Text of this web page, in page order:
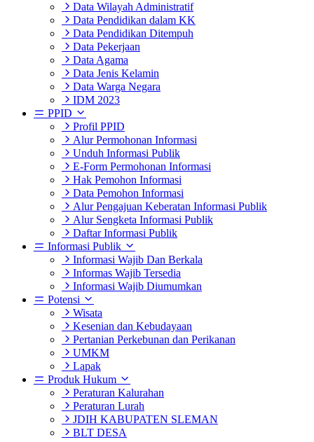
Data Wilayah Administratif
Data Pendidikan dalam KK
Data Pendidikan Ditempuh
Data Pekerjaan
Data Agama
Data Jenis Kelamin
Data Warga Negara
IDM 2023
PPID
Profil PPID
Alur Permohonan Informasi
Unduh Informasi Publik
E-Form Permohonan Informasi
Hak Pemohon Informasi
Data Pemohon Informasi
Alur Pengajuan Keberatan Informasi Publik
Alur Sengketa Informasi Publik
Daftar Informasi Publik
Informasi Publik
Informasi Wajib Dan Berkala
Informas Wajib Tersedia
Informasi Wajib Diumumkan
Potensi
Wisata
Kesenian dan Kebudayaan
Pertanian Perkebunan dan Perikanan
UMKM
Lapak
Produk Hukum
Peraturan Kalurahan
Peraturan Lurah
JDIH KABUPATEN SLEMAN
BLT DESA